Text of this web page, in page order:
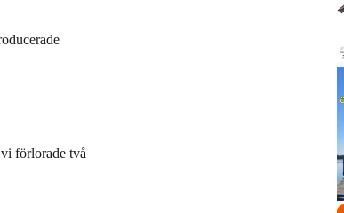
förlorade två